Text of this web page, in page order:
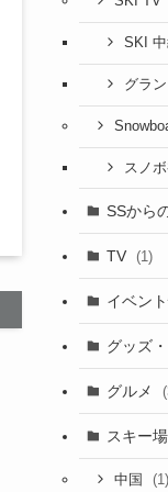
SKI
グラ
スノ
SSから
TV (1)
イベン
グッズ
グルメ
スキー
中国 (1)